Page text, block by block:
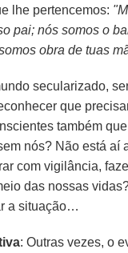
lhe pertencemos:
pai; nós somos o
obra de tuas
secularizado,
que
também
nós? Não está aí
com vigilância,
das nossas
a situação…
: Outras vezes, o